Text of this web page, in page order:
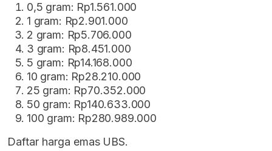
0,5 gram: Rp1.561.000
1 gram: Rp2.901.000
2 gram: Rp5.706.000
3 gram: Rp8.451.000
5 gram: Rp14.168.000
10 gram: Rp28.210.000
25 gram: Rp70.352.000
50 gram: Rp140.633.000
100 gram: Rp280.989.000
Daftar harga emas UBS.